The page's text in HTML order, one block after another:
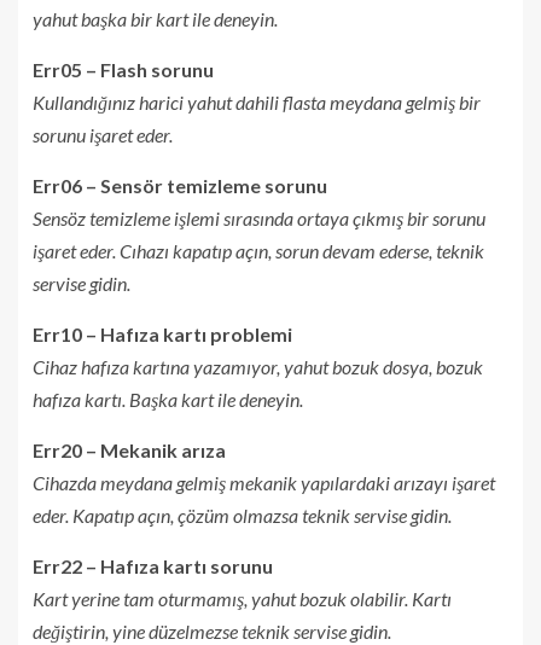
yahut başka bir kart ile deneyin.
Err05 – Flash sorunu
Kullandığınız harici yahut dahili flasta meydana gelmiş bir
sorunu işaret eder.
Err06 – Sensör temizleme sorunu
Sensöz temizleme işlemi sırasında ortaya çıkmış bir sorunu
işaret eder. Cıhazı kapatıp açın, sorun devam ederse, teknik
servise gidin.
Err10 – Hafıza kartı problemi
Cihaz hafıza kartına yazamıyor, yahut bozuk dosya, bozuk
hafıza kartı. Başka kart ile deneyin.
Err20 – Mekanik arıza
Cihazda meydana gelmiş mekanik yapılardaki arızayı işaret
eder. Kapatıp açın, çözüm olmazsa teknik servise gidin.
Err22 – Hafıza kartı sorunu
Kart yerine tam oturmamış, yahut bozuk olabilir. Kartı
değiştirin, yine düzelmezse teknik servise gidin.